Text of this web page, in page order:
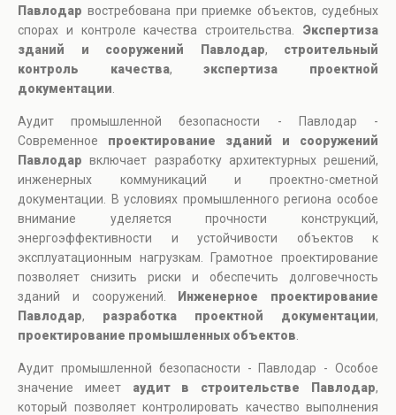
Павлодар востребована при приемке объектов, судебных
спорах и контроле качества строительства. Экспертиза
зданий и сооружений Павлодар, строительный
контроль качества,экспертиза проектной
документации
Аудит промышленной безопасности - Павлодар -
Современное проектирование зданий и сооружений
Павлодар включает разработку архитектурных решений,
инженерных коммуникаций и проектно-сметной
документации. В условиях промышленного региона особое
внимание уделяется прочности конструкций,
энергоэффективности и устойчивости объектов к
эксплуатационным нагрузкам. Грамотное проектирование
позволяет снизить риски и обеспечить долговечность
зданий и сооружений.
Инженерное проектирование
Павлодар, разработка проектной документации,
проектирование промышленных объектов
Аудит промышленной безопасности - Павлодар - Особое
значение имеет аудит в строительстве Павлодар,
который позволяет контролировать качество выполнения